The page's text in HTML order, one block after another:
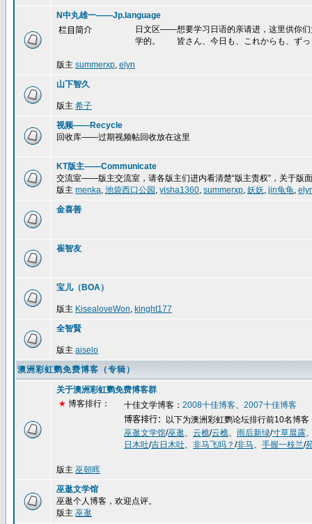
N中丸雄一——Jp.language
栏目简介
日文区——想要学习日语的亲请进，这里供你
学的。 皆さん、今日も、これからも、ずっ
版主 summerxp, elyn
山下智久
版主 希子
视频——Recycle
回收库——过期视频帖回收放在这里
KT版主——Communicate
交流室——版主交流室，请各版主们进内看清楚“版主责权”，关于版
版主 menka, 池袋西口公园 , yisha1360, summerxp, 妖妖, jin龟龟,
金喜善
崔智友
宝儿（BOA）
版主 KisealoveWon, kinght177
全智賢
版主 aiselo
澳洲彩虹鹦免费博客（专辑）
关于澳洲彩虹鹦免费博客群
★ 博客排行： 十佳文学博客： 2008十佳博客、 2007十佳博客
博客排行：
以下为澳洲彩虹鹦论坛排行前10名博客
巫逖文学馆/巫逖、 云樵/云樵、 雨后新绿/寸草晨露
日木吐/吉日木吐、 非马飞吗？ /非马、 手握一枝兰/
版主 巫朝晖
巫逖文学馆
巫逖个人博客，欢迎点评。
版主 巫逖